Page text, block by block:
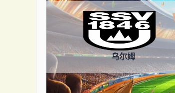
乌尔姆